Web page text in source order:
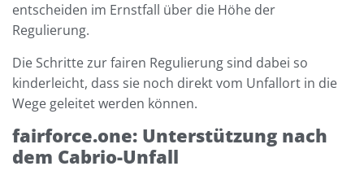
entscheiden im Ernstfall über die Höhe der
Regulierung.
Die Schritte zur fairen Regulierung sind dabei so
kinderleicht, dass sie noch direkt vom Unfallort in die
Wege geleitet werden können.
fairforce.one: Unterstützung nach
dem Cabrio-Unfall